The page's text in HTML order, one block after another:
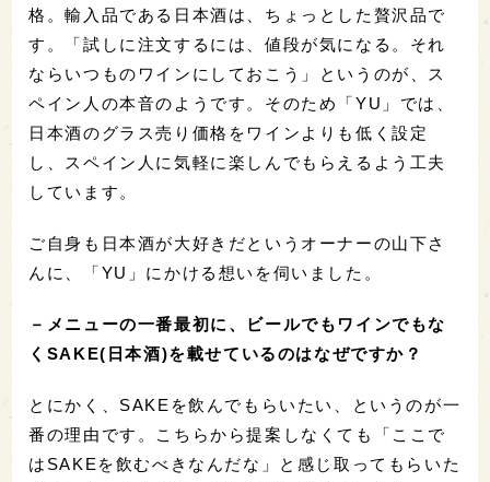
格。輸入品である日本酒は、ちょっとした贅沢品で
す。「試しに注文するには、値段が気になる。それ
ならいつものワインにしておこう」というのが、ス
ペイン人の本音のようです。そのため「YU」では、
日本酒のグラス売り価格をワインよりも低く設定
し、スペイン人に気軽に楽しんでもらえるよう工夫
しています。
ご自身も日本酒が大好きだというオーナーの山下さ
んに、「YU」にかける想いを伺いました。
－メニューの一番最初に、ビールでもワインでもな
くSAKE(日本酒)を載せているのはなぜですか？
とにかく、SAKEを飲んでもらいたい、というのが一
番の理由です。こちらから提案しなくても「ここで
はSAKEを飲むべきなんだな」と感じ取ってもらいた